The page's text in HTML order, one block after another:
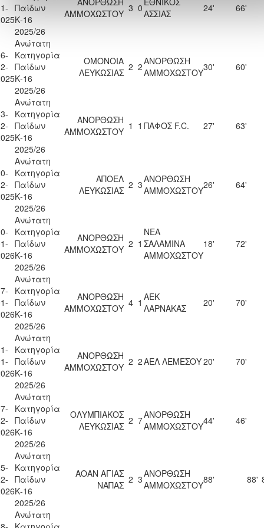
Παίδων
Κ-16
2025/26
ΑΜΜΟΧΩΣΤΟΥ 3 0ΑΣΣΙΑΣ
24' 66'
Ανώτατη
Κατηγορία
Παίδων
Κ-16
2025/26
ΟΜΟΝΟΙΑ
ΛΕΥΚΩΣΙΑΣ 2 2ΑΝΟΡΘΩΣΗ
ΑΜΜΟΧΩΣΤΟΥ30' 60'
Ανώτατη
Κατηγορία
Παίδων
Κ-16
2025/26
ΑΝΟΡΘΩΣΗ
ΑΜΜΟΧΩΣΤΟΥ 1 1 ΠΑΦΟΣ F.C. 27' 63'
Ανώτατη
Κατηγορία
Παίδων
Κ-16
2025/26
ΑΠΟΕΛ
ΛΕΥΚΩΣΙΑΣ 2 3ΑΝΟΡΘΩΣΗ
ΑΜΜΟΧΩΣΤΟΥ26' 64'
Ανώτατη
Κατηγορία
Παίδων
Κ-16
2025/26
ΑΝΟΡΘΩΣΗ
ΑΜΜΟΧΩΣΤΟΥ 2 1
ΝΕΑ
ΣΑΛΑΜΙΝΑ
ΑΜΜΟΧΩΣΤΟΥ
18' 72'
Ανώτατη
Κατηγορία
Παίδων
Κ-16
2025/26
ΑΝΟΡΘΩΣΗ
ΑΜΜΟΧΩΣΤΟΥ 4 1 ΑΕΚ
ΛΑΡΝΑΚΑΣ
20' 70'
Ανώτατη
Κατηγορία
Παίδων
Κ-16
2025/26
ΑΝΟΡΘΩΣΗ
ΑΜΜΟΧΩΣΤΟΥ 2 2ΑΕΛ ΛΕΜΕΣΟΥ20' 70'
Ανώτατη
Κατηγορία
Παίδων
Κ-16
2025/26
ΟΛΥΜΠΙΑΚΟΣ
ΛΕΥΚΩΣΙΑΣ 2 7ΑΝΟΡΘΩΣΗ
ΑΜΜΟΧΩΣΤΟΥ44' 46'
Ανώτατη
Κατηγορία
Παίδων
Κ-16
2025/26
ΑΟΑΝ ΑΓΙΑΣ
ΝΑΠΑΣ 2 3ΑΝΟΡΘΩΣΗ
ΑΜΜΟΧΩΣΤΟΥ88' 88'
Ανώτατη